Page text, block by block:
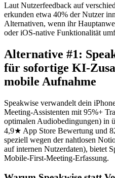
Laut Nutzerfeedback auf
erkunden etwa 40% der Nutzer
Alternativen, wenn ihr
oder iOS-native Funktionalität
Alternative #1:
für sofortige KI-
mobile Aufnahme
Speakwise verwandelt dein
Meeting-Assistenten mit 95%+
optimalen Audiobedingungen) in
4,9★ App Store Bewertung und
speziell wegen der nahtlosen
auf internen Nutzerdaten), bietet
Mobile-First-Meeting-Erfassung.